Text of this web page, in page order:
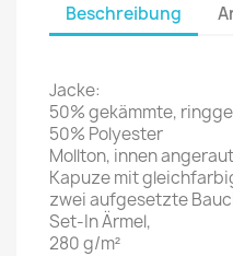
Beschreibung
Jacke:
50% gekämmte,
50% Polyester
Mollton, innen angeraut
Kapuze mit
zwei aufgesetzte
Set-In Ärmel,
280 g/m²